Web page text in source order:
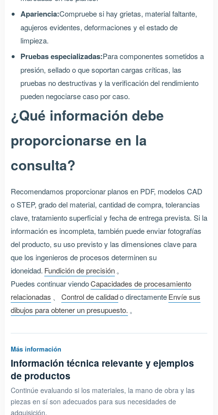
Apariencia:Compruebe si hay grietas, material faltante,
agujeros evidentes, deformaciones y el estado de
limpieza.
Pruebas especializadas:Para componentes sometidos a
presión, sellado o que soportan cargas críticas, las
pruebas no destructivas y la verificación del rendimiento
pueden negociarse caso por caso.
¿Qué información debe
proporcionarse en la
consulta?
Recomendamos proporcionar planos en PDF, modelos CAD
o STEP, grado del material, cantidad de compra, tolerancias
clave, tratamiento superficial y fecha de entrega prevista. Si la
información es incompleta, también puede enviar fotografías
del producto, su uso previsto y las dimensiones clave para
que los ingenieros de procesos determinen su
idoneidad. Fundición de precisión 。
Puedes continuar viendoCapacidades de procesamiento
relacionadas
Control de calidado directamenteEnvíe sus
dibujos para obtener un presupuesto. 。
Más información
Información técnica relevante y ejemplos
de productos
Continúe evaluando si los materiales, la mano de obra y las
piezas en sí son adecuados para sus necesidades de
adquisición.